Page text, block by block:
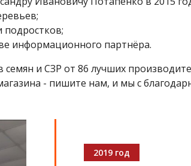
подростков;
информационного партнёра.
и СЗР от 86 лучших
- пишите нам, и мы с
2019 год